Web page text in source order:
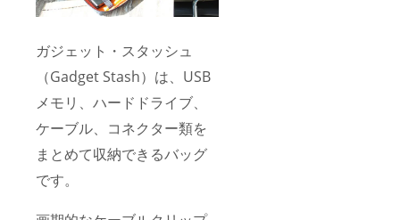
ガジェット・スタッシュ
（Gadget Stash）は、USB
メモリ、ハードドライブ、
ケーブル、コネクター類を
まとめて収納できるバッグ
です。